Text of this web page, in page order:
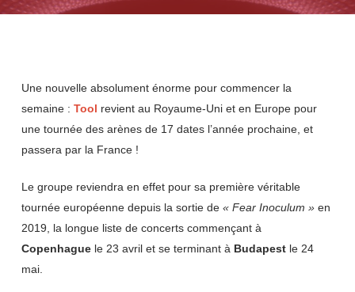
Une nouvelle absolument énorme pour commencer la
semaine : Tool revient au Royaume-Uni et en Europe pour
une tournée des arènes de 17 dates l’année prochaine, et
passera par la France !
Le groupe reviendra en effet pour sa première véritable
tournée européenne depuis la sortie de « Fear Inoculum »en
2019, la longue liste de concerts commençant à
Copenhaguele 23 avril et se terminant à Budapestle 24
mai.